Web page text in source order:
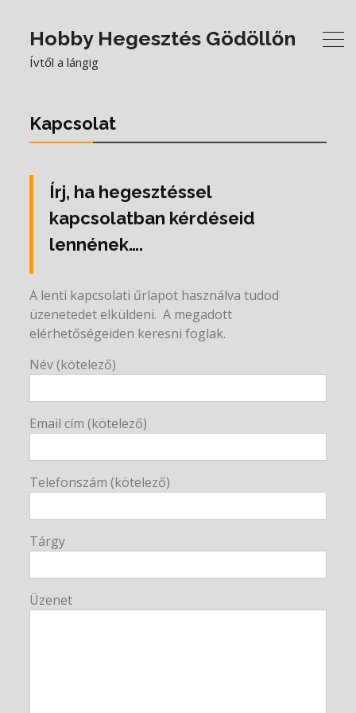
Hobby Hegesztés Gödöllőn
Ívtől a lángig
Kapcsolat
Írj, ha hegesztéssel
kapcsolatban kérdéseid
lennének….
A lenti kapcsolati űrlapot használva tudod
üzenetedet elküldeni. A megadott
elérhetőségeiden keresni foglak.
Név (kötelező)
Email cím (kötelező)
Telefonszám (kötelező)
Tárgy
Üzenet